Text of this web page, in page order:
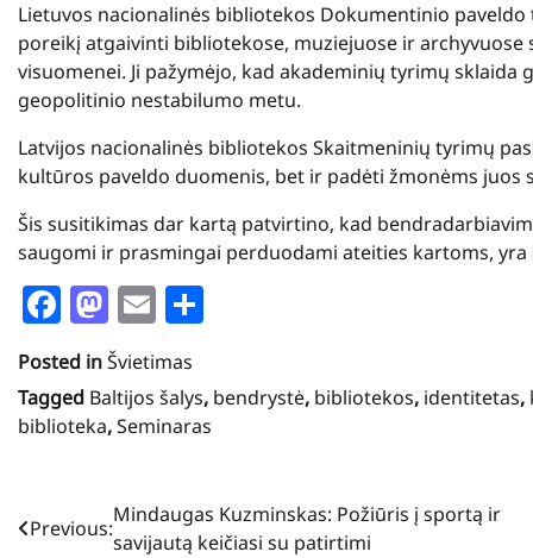
Lietuvos nacionalinės bibliotekos Dokumentinio
poreikį atgaivinti bibliotekose, muziejuose ir
visuomenei. Ji pažymėjo, kad akademinių tyrimų
geopolitinio nestabilumo metu.
Latvijos nacionalinės bibliotekos Skaitmeninių tyrimų
kultūros paveldo duomenis, bet ir padėti žmonėms
Šis susitikimas dar kartą patvirtino, kad
saugomi ir prasmingai perduodami ateities kartoms,
Facebook
Mastodon
Email
Posted inŠvietimas
Tagged Baltijos šalys, bendrystė, bibliotekos, identitetas,
biblioteka,Seminaras
Navigacija
Previous:
Mindaugas Kuzminskas: Požiūris į sportą ir
savijautą keičiasi su patirtimi